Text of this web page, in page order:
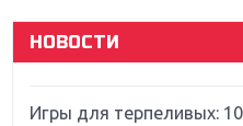
НОВОСТИ
Far Cry 5: хвалить нельзя
Игры для терпеливых: